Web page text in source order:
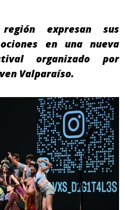
expresan sus
en una nueva
organizado por
Valparaíso.